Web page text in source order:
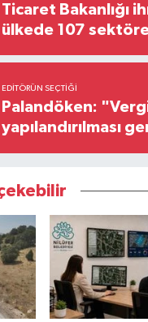
Ticaret Bakanlığı
ülkede 107
EDITÖRÜN SEÇTIĞI
Palandöken:
yapılandırılması